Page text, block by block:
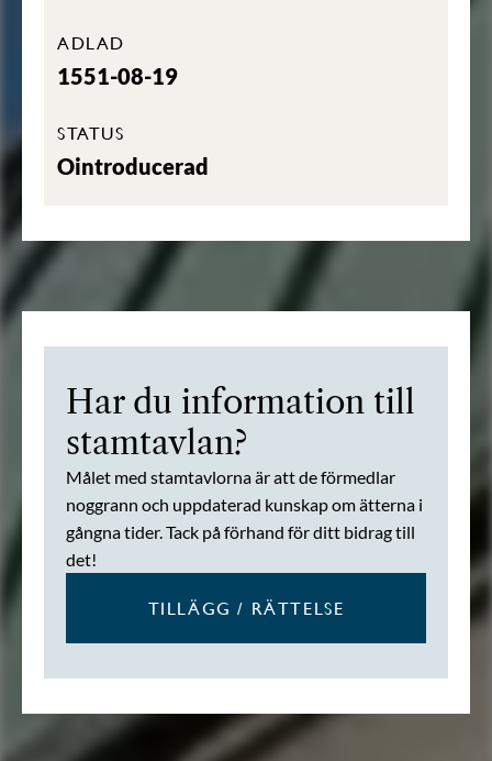
ADLAD
1551-08-19
STATUS
Ointroducerad
Har du information till
stamtavlan?
Målet med stamtavlorna är att de förmedlar
noggrann och uppdaterad kunskap om ätterna i
gångna tider. Tack på förhand för ditt bidrag till
det!
TILLÄGG / RÄTTELSE